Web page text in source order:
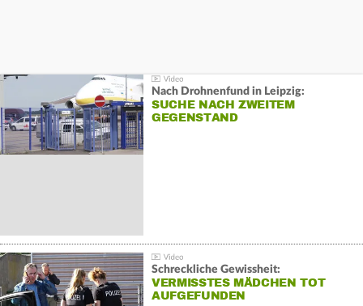
Nach Drohnenfund in Leipzig:
SUCHE NACH ZWEITEM
GEGENSTAND
Schreckliche Gewissheit:
VERMISSTES MÄDCHEN TOT
AUFGEFUNDEN